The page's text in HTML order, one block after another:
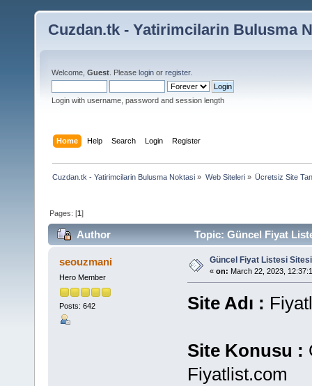
Cuzdan.tk - Yatirimcilarin Bulusma
Welcome, Guest . Please login or register.
Login with username, password and session length
Home Help Search Login Register
Cuzdan.tk - Yatirimcilarin Bulusma Noktasi » Web Siteleri» Ücretsiz Site
Pages: [1]
Author Topic: Güncel Fiyat
seouzmani
Hero Member
Posts: 642
Güncel Fiyat Listesi
« on: March 22, 2023,
Site Adı :
Site Konusu :
Fiyatlist.com